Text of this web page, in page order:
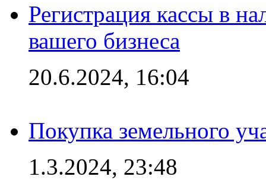
Регистрация кассы в
вашего бизнеса
20.6.2024, 16:04
Покупка земельного
1.3.2024, 23:48